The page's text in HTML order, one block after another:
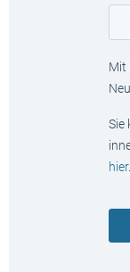
Mit
Sie
hier.